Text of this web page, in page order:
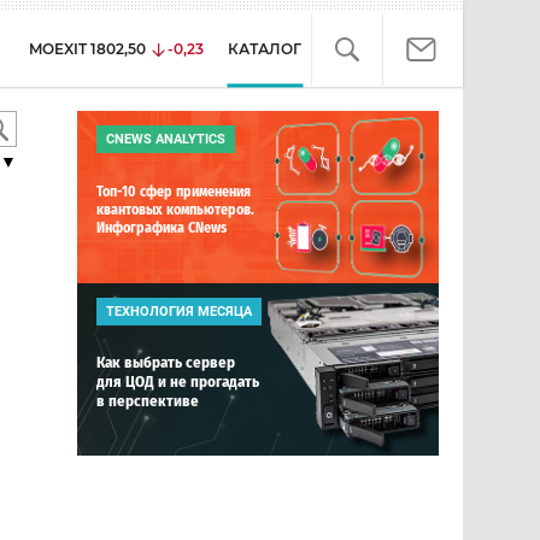
MOEXIT 1802,50 -0,23 КАТАЛОГ
CNEWS ANALYTICS
Топ-10 сфер применения
квантовых компьютеров.
Инфографика CNews
ТЕХНОЛОГИЯ МЕСЯЦА
Как выбрать сервер
для ЦОД и не прогадать
в перспективе